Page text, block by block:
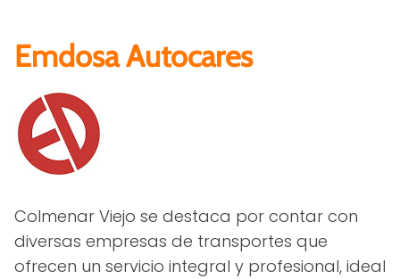
Emdosa Autocares
Colmenar Viejo se destaca por contar con
diversas empresas de transportes que
ofrecen un servicio integral y profesional, ideal